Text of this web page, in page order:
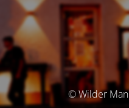
© Wilder